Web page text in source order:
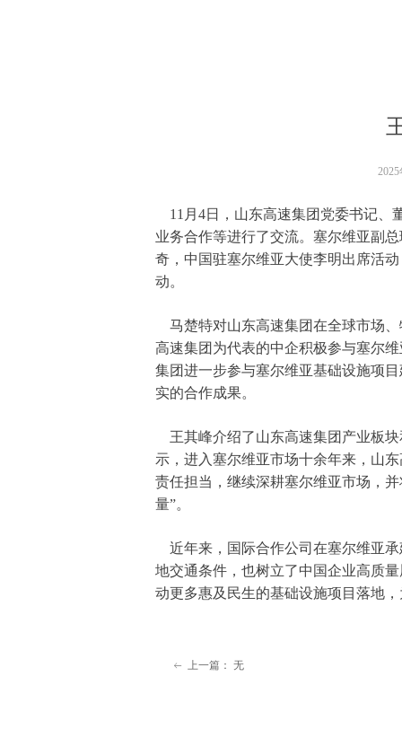
11月4日，山东高速集团党委书记、
业务合作等进行了交流。塞尔维亚副
奇，中国驻塞尔维亚大使李明出席活
动。
马楚特对山东高速集团在全球市场
高速集团为代表的中企积极参与塞尔
集团进一步参与塞尔维亚基础设施项
实的合作成果。
王其峰介绍了山东高速集团产业板
示，进入塞尔维亚市场十余年来，山
责任担当，继续深耕塞尔维亚市场，
量”。
近年来，国际合作公司在塞尔维亚
地交通条件，也树立了中国企业高质
动更多惠及民生的基础设施项目落地
ꂃ 上一篇： 无